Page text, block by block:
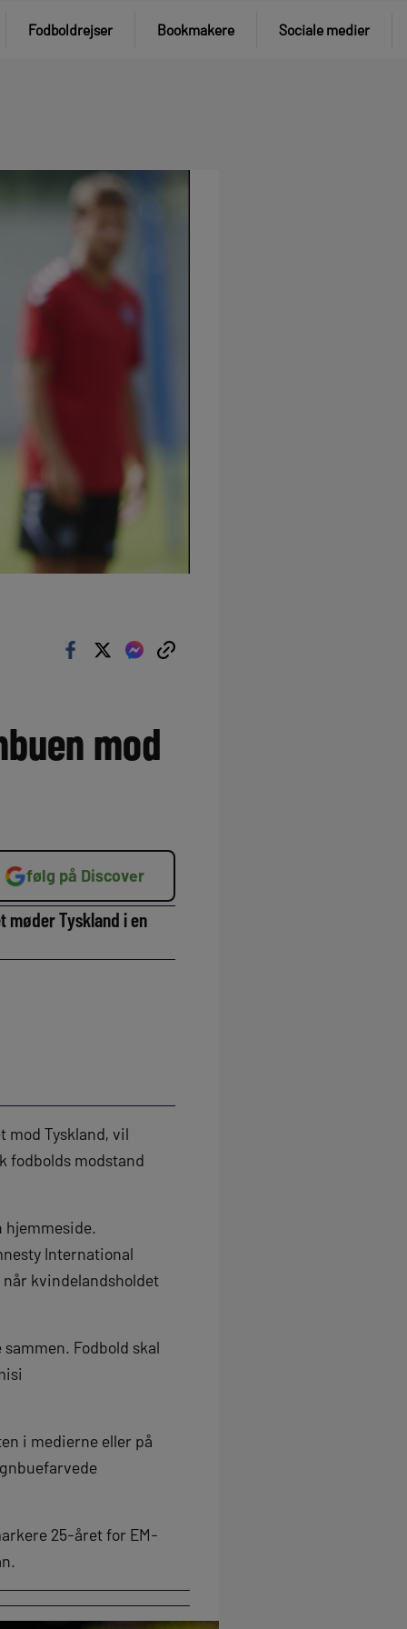
Fodboldrejser Bookmakere Sociale medier
mod
følg på Discover
møder Tyskland i en
mod Tyskland, vil
fodbolds modstand
hjemmeside.
International
når kvindelandsholdet
Fodbold skal
i medierne eller på
25-året for EM-